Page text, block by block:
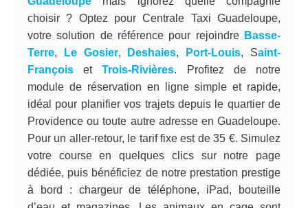
choisir ? Optez pour Centrale Taxi Guadeloupe,
votre solution de référence pour rejoindre Basse-
Terre, Le Gosier, Deshaies, Port-Louis, Saint-
FrançoisetTrois-Rivières. Profitez de notre
module de réservation en ligne simple et rapide,
idéal pour planifier vos trajets depuis le quartier de
Providence ou toute autre adresse en Guadeloupe.
Pour un aller-retour, le tarif fixe est de 35 €. Simulez
votre course en quelques clics sur notre page
dédiée, puis bénéficiez de notre prestation prestige
à bord : chargeur de téléphone, iPad, bouteille